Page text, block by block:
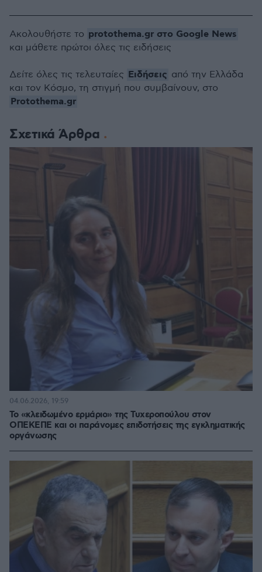
Σχετικά Άρθρα
Το «κλειδωμένο ερμάριο» της Τυχεροπούλου στον
ΟΠΕΚΕΠΕ και οι παράνομες επιδοτήσεις της εγκληματικής
οργάνωσης
04.06.2026, 19:59
Ακολουθήστε το protothema.gr στο Google News
και μάθετε πρώτοι όλες τις ειδήσεις
Δείτε όλες τις τελευταίες Ειδήσεις από την Ελλάδα
και τον Κόσμο, τη στιγμή που συμβαίνουν, στο
Protothema.gr